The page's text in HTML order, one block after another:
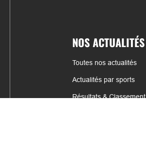
NOS ACTUALITÉS
Toutes nos actualités
Actualités par sports
Résultats & Classement